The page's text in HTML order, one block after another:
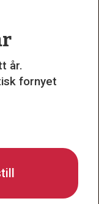
år.
fornyet